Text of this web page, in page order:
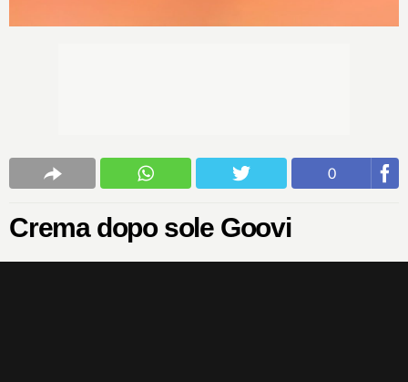
0
Crema dopo sole Goovi